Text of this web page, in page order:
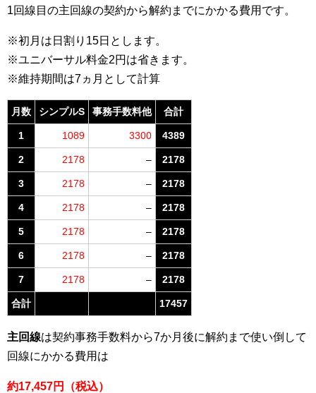
1回線目の主回線の契約から解約までにかかる費用です。
※初月は日割り15日とします。
※ユニバーサル料金2円は省きます。
※維持期間は7ヵ月として計算
月数 シンプルS 事務手数料他 合計
1 1089 3300 4389
2 2178 – 2178
3 2178 – 2178
4 2178 – 2178
5 2178 – 2178
6 2178 – 2178
7 2178 – 2178
合計 17457
主回線は契約事務手数料から7か月後に解約まで使い倒して
回線にかかる費用は
約17,457円（税込）